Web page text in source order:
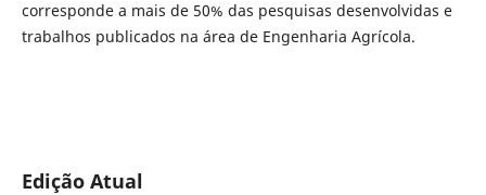
corresponde a mais de 50% das pesquisas desenvolvidas e
trabalhos publicados na área de Engenharia Agrícola.
Edição Atual